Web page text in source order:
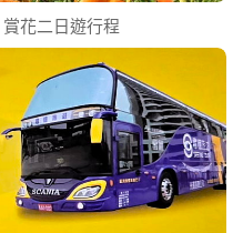
花二日遊行程